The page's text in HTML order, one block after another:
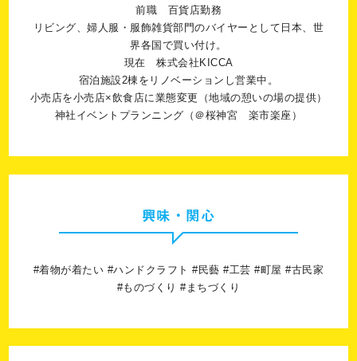
前職 百貨店勤務
リビング、婦人服・服飾雑貨部門のバイヤーとして日本、世
界各国で買い付け。
現在 株式会社KICCA
宿泊施設2棟をリノベーションし営業中。
小売店を小売店×飲食店に業態変更（地域の憩いの場の提供）
神社イベントプランニング（＠桜神宮 楽市楽座）
興味・関心
#着物が着たい #ハンドクラフト #民藝 #工芸 #町屋 #古民家
#ものづくり #まちづくり